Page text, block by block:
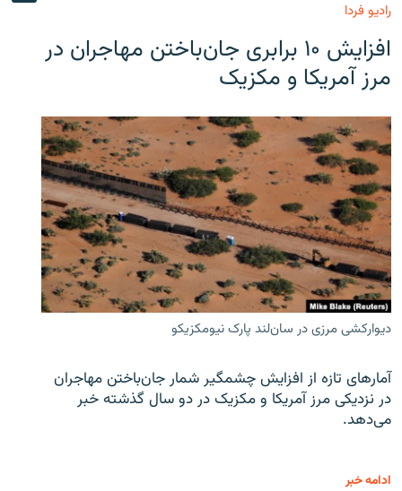
رادیو فردا
افزایش ۱۰ برابری جان‌باختن مهاجران در
مرز آمریکا و مکزیک
دیوارکشی مرزی در سان‌لند پارک نیومکزیکو
آمارهای تازه از افزایش چشمگیر شمار جان‌باختن مهاجران
در نزدیکی مرز آمریکا و مکزیک در دو سال گذشته خبر
می‌دهد.
ادامه خبر